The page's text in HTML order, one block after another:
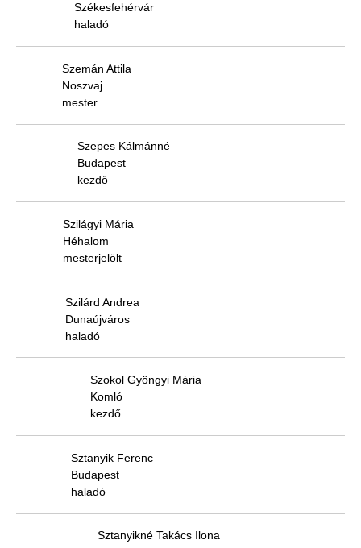
Székesfehérvár
haladó
Szemán Attila
Noszvaj
mester
Szepes Kálmánné
Budapest
kezdő
Szilágyi Mária
Héhalom
mesterjelölt
Szilárd Andrea
Dunaújváros
haladó
Szokol Gyöngyi Mária
Komló
kezdő
Sztanyik Ferenc
Budapest
haladó
Sztanyikné Takács Ilona